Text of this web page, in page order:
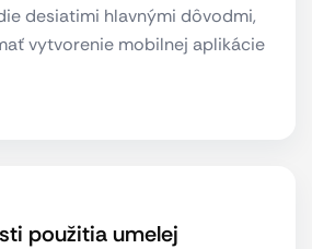
desiatimi hlavnými dôvodmi,
vytvorenie mobilnej aplikácie
použitia umelej